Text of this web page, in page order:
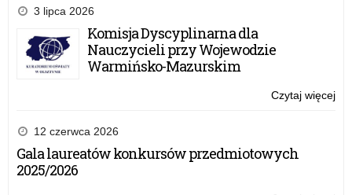
3 lipca 2026
Komisja Dyscyplinarna dla
Nauczycieli przy Wojewodzie
Warmińsko-Mazurskim
Czytaj więcej
12 czerwca 2026
Gala laureatów konkursów przedmiotowych
2025/2026